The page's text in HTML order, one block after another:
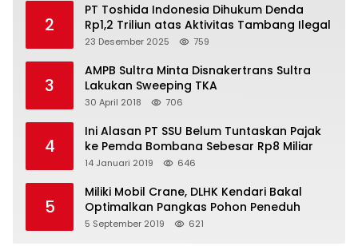
2
PT Toshida Indonesia Dihukum Denda
Rp1,2 Triliun atas Aktivitas Tambang Ilegal
23 Desember 2025 759
3
AMPB Sultra Minta Disnakertrans Sultra
Lakukan Sweeping TKA
30 April 2018 706
4
Ini Alasan PT SSU Belum Tuntaskan Pajak
ke Pemda Bombana Sebesar Rp8 Miliar
14 Januari 2019 646
5
Miliki Mobil Crane, DLHK Kendari Bakal
Optimalkan Pangkas Pohon Peneduh
5 September 2019 621